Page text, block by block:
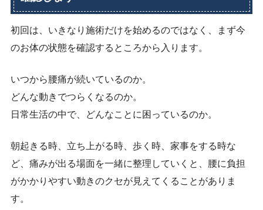
初回は、いきなり施術だけを始めるのではなく、まず今
のお体の状態を確認するところから入ります。
いつから腰痛が続いているのか。
どんな動きでつらくなるのか。
日常生活の中で、どんなことに困っているのか。
朝起きる時、立ち上がる時、歩く時、家事をする時な
ど、痛みが出る場面を一緒に整理していくと、腰に負担
がかかりやすい動きのクセが見えてくることがありま
す。